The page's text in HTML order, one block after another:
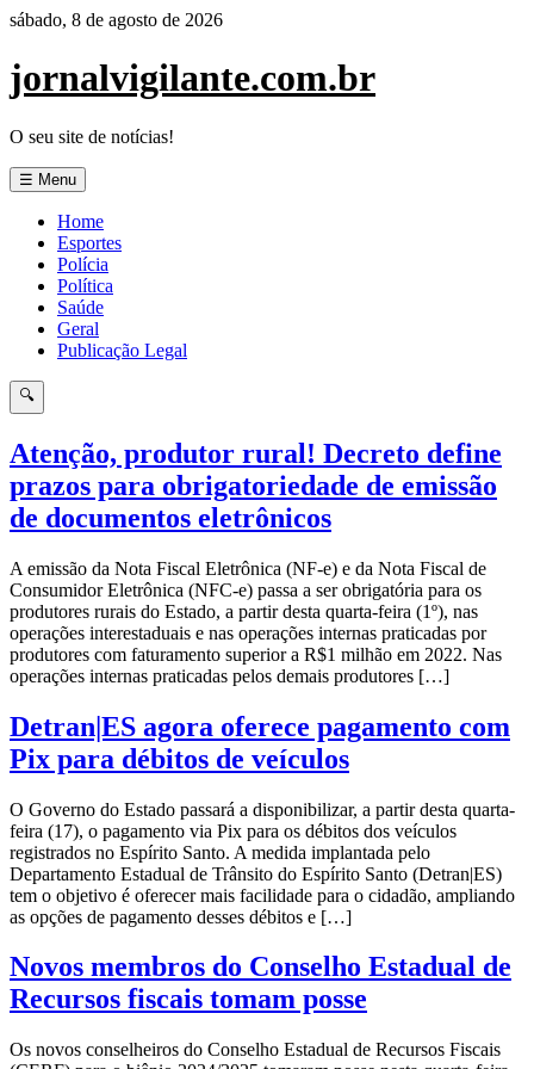
Pular
o
conteúdo
sábado, 8 de agosto de 2026
jornalvigilante.com.br
O seu site de notícias!
☰ Menu
Home
Esportes
Polícia
Política
Saúde
Geral
Publicação Legal
🔍
Atenção, produtor rural! Decreto define
prazos para obrigatoriedade de emissão
de documentos eletrônicos
A emissão da Nota Fiscal Eletrônica (NF-e) e da Nota Fiscal de
Consumidor Eletrônica (NFC-e) passa a ser obrigatória para os
produtores rurais do Estado, a partir desta quarta-feira (1º), nas
operações interestaduais e nas operações internas praticadas por
produtores com faturamento superior a R$1 milhão em 2022. Nas
operações internas praticadas pelos demais produtores […]
Detran|ES agora oferece pagamento com
Pix para débitos de veículos
O Governo do Estado passará a disponibilizar, a partir desta quarta-
feira (17), o pagamento via Pix para os débitos dos veículos
registrados no Espírito Santo. A medida implantada pelo
Departamento Estadual de Trânsito do Espírito Santo (Detran|ES)
tem o objetivo é oferecer mais facilidade para o cidadão, ampliando
as opções de pagamento desses débitos e […]
Novos membros do Conselho Estadual de
Recursos fiscais tomam posse
Os novos conselheiros do Conselho Estadual de Recursos Fiscais